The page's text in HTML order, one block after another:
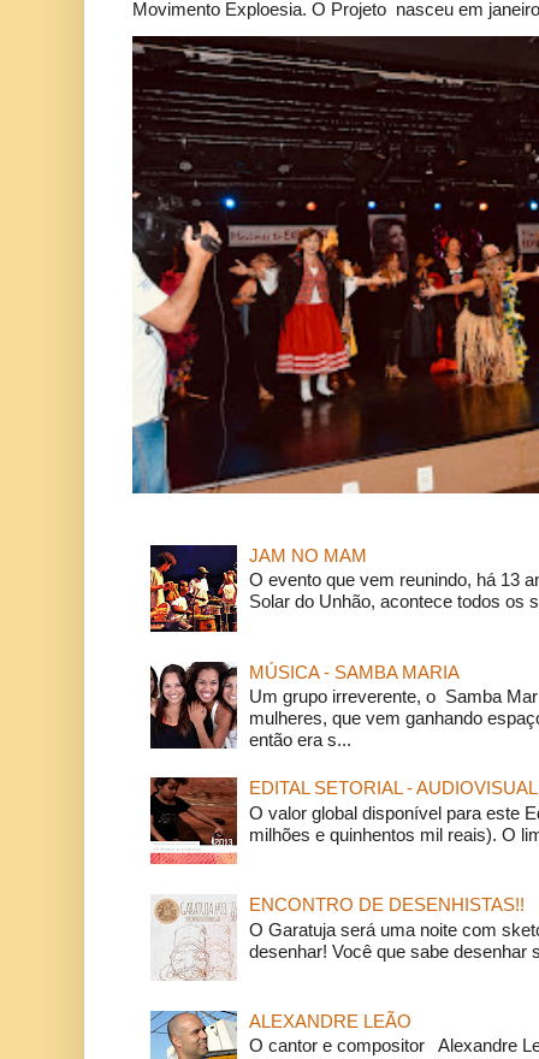
Movimento Exploesia. O Projeto nasceu em
JAM NO MAM
O evento que vem reunindo, há 13
Solar do Unhão, acontece todos os
MÚSICA - SAMBA MARIA
Um grupo irreverente, o Samba
mulheres, que vem ganhando
então era s...
EDITAL SETORIAL - AUDIOVISUAL
O valor global disponível para este
milhões e quinhentos mil reais). O
ENCONTRO DE DESENHISTAS!!
O Garatuja será uma noite com
desenhar! Você que sabe desenhar
ALEXANDRE LEÃO
O cantor e compositor Alexandre